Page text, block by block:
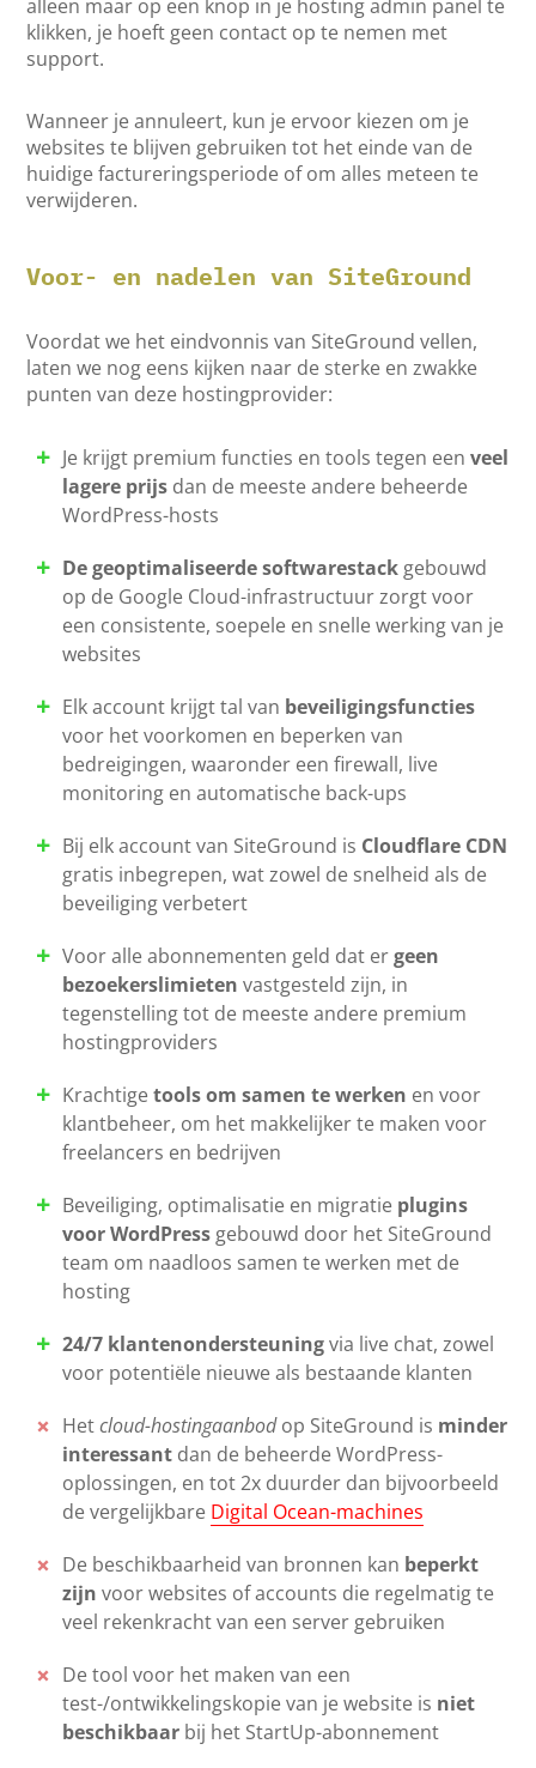
alleen maar op een knop in je hosting admin panel te
klikken, je hoeft geen contact op te nemen met
support.
Wanneer je annuleert, kun je ervoor kiezen om je
websites te blijven gebruiken tot het einde van de
huidige factureringsperiode of om alles meteen te
verwijderen.
Voor- en nadelen van SiteGround
Voordat we het eindvonnis van SiteGround vellen,
laten we nog eens kijken naar de sterke en zwakke
punten van deze hostingprovider:
Je krijgt premium functies en tools tegen eenveel
lagere prijs dan de meeste andere beheerde
WordPress-hosts
De geoptimaliseerde softwarestack gebouwd
op de Google Cloud-infrastructuur zorgt voor
een consistente, soepele en snelle werking van je
websites
Elk account krijgt tal van beveiligingsfuncties
voor het voorkomen en beperken van
bedreigingen, waaronder een firewall, live
monitoring en automatische back-ups
Bij elk account van SiteGround is Cloudflare CDN
gratis inbegrepen, wat zowel de snelheid als de
beveiliging verbetert
Voor alle abonnementen geld dat ergeen
bezoekerslimieten vastgesteld zijn, in
tegenstelling tot de meeste andere premium
hostingproviders
Krachtigetools om samen te werken en voor
klantbeheer, om het makkelijker te maken voor
freelancers en bedrijven
Beveiliging, optimalisatie en migratie plugins
voor WordPress gebouwd door het SiteGround
team om naadloos samen te werken met de
hosting
24/7 klantenondersteuningvia live chat, zowel
voor potentiële nieuwe als bestaande klanten
Hetcloud-hostingaanbodop SiteGround is minder
interessant dan de beheerde WordPress-
oplossingen, en tot 2x duurder dan bijvoorbeeld
de vergelijkbare Digital Ocean-machines
De beschikbaarheid van bronnen kan beperkt
zijn voor websites of accounts die regelmatig te
veel rekenkracht van een server gebruiken
De tool voor het maken van een
test-/ontwikkelingskopie van je website is niet
beschikbaar bij het StartUp-abonnement